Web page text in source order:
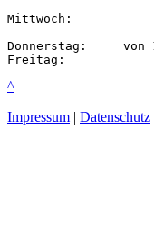
Donnerstag:	von 14:00 bis 18:00 Uhr
^
Impressum | Datenschutz